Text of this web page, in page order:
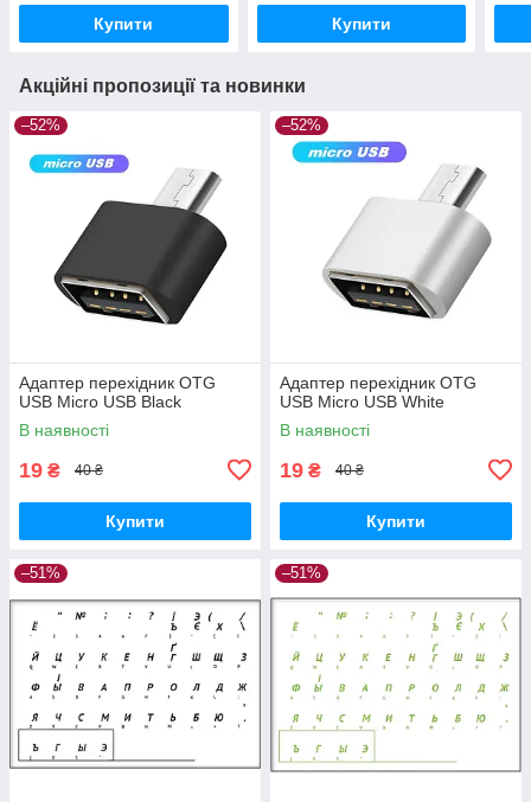
Купити Купити
Акційні пропозиції та новинки
–52%
Адаптер перехідник OTG
USB Micro USB Black
В наявності
19 ₴ 40 ₴
Купити
–52%
Адаптер перехідник OTG
USB Micro USB White
В наявності
19 ₴ 40 ₴
Купити
–51% –51%